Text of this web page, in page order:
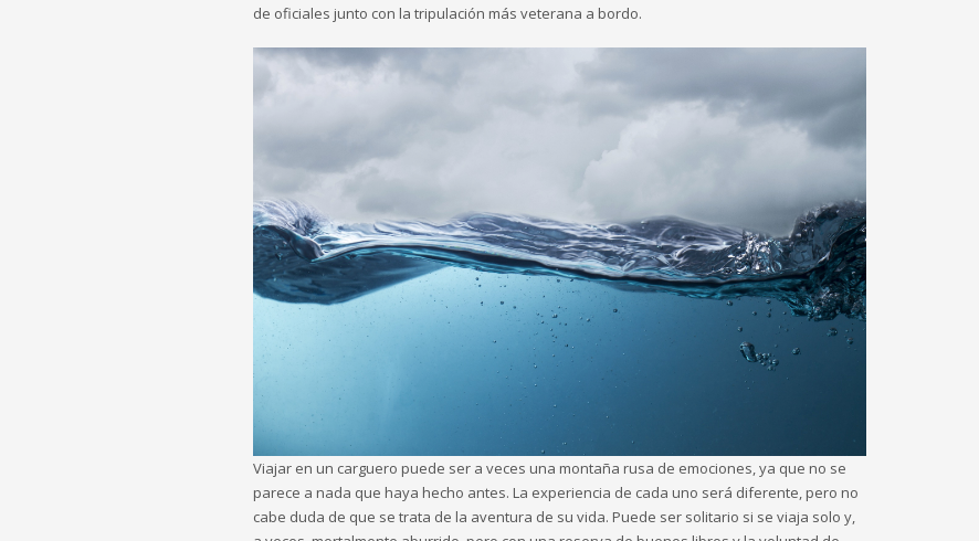
de oficiales junto con la tripulación más veterana a bordo.
Viajar en un carguero puede ser a veces una montaña rusa de emociones, ya que no se
parece a nada que haya hecho antes. La experiencia de cada uno será diferente, pero no
cabe duda de que se trata de la aventura de su vida. Puede ser solitario si se viaja solo y,